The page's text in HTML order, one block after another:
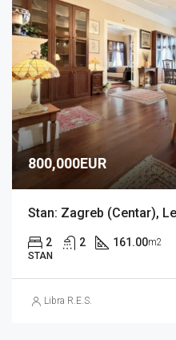
800,000EUR
2 2 161.00m2
STAN
Libra R.E.S.